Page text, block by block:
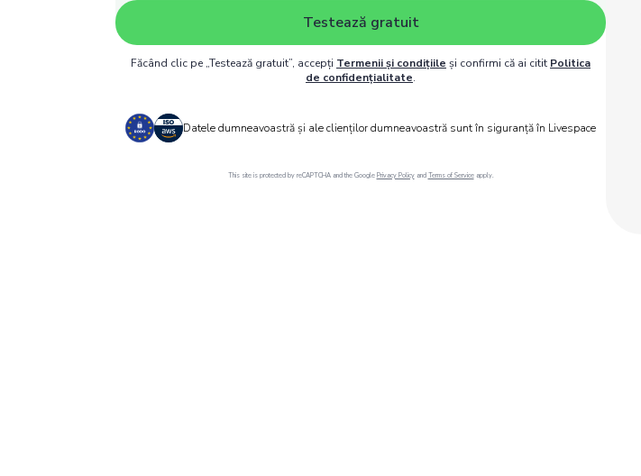
Testează gratuit
Făcând clic pe „Testează gratuit”, accepți Termenii și condițiile și confirmi că ai citit Politica
de confidențialitate.
Datele dumneavoastră și ale clienților dumneavoastră sunt în siguranță în Livespace
This site is protected by reCAPTCHA and the Google Privacy Policy and Terms of Service apply.